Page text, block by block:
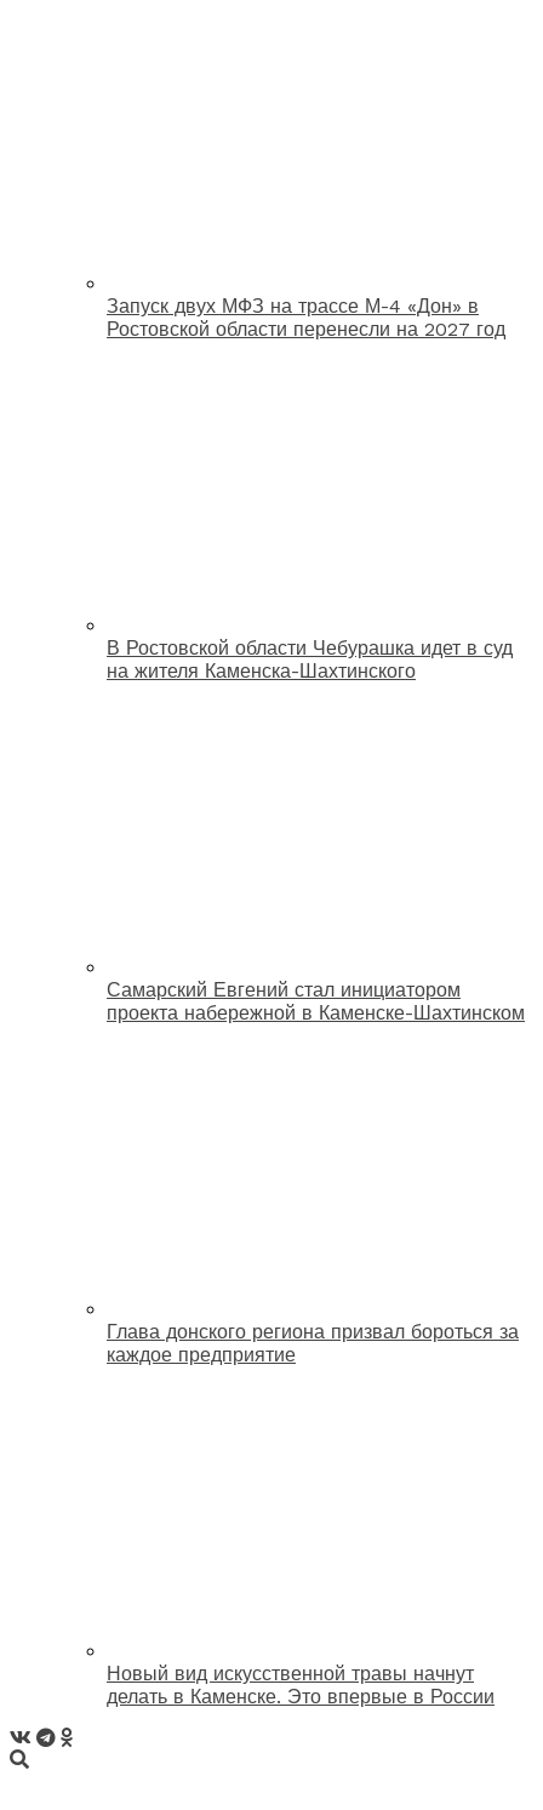
Запуск двух МФЗ на трассе М-4 «Дон» в
Ростовской области перенесли на 2027 год
В Ростовской области Чебурашка идет в суд
на жителя Каменска-Шахтинского
Самарский Евгений стал инициатором
проекта набережной в Каменске-Шахтинском
Глава донского региона призвал бороться за
каждое предприятие
Новый вид искусственной травы начнут
делать в Каменске. Это впервые в России